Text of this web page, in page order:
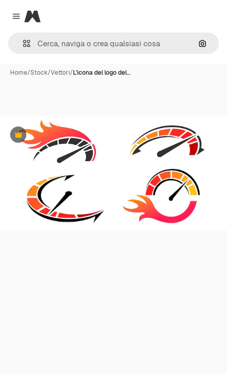
Close menu
Magnific
Cerca
Home/Stock/Vettori/L'icona del logo del…
Premium